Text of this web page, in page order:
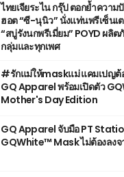
ไทยเจียระไน กรุ๊ป ตอกย้ำความ
ฮอต “ซี-นุนิว” นั่งแท่นพรีเซ็นเ
“สบู่รังนกพรีเมี่ยม” POYD ผลิ
กลุ่มและทุกเพศ
#รักแม่ให้maskแม่ แคมเปญต้
GQ Apparel พร้อมเปิดตัว
Mother's Day Edition
GQ Apparel จับมือ PT
GQWhite™ Mask ไม่ต้องลงจ